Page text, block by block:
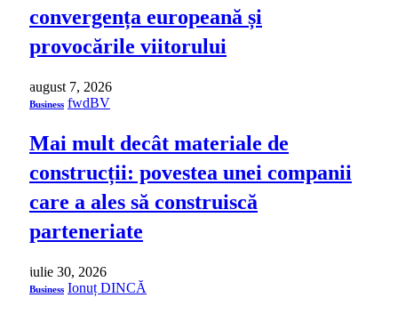
convergența europeană și
provocările viitorului
august 7, 2026
Business fwdBV
Mai mult decât materiale de
construcții: povestea unei companii
care a ales să construiscă
parteneriate
iulie 30, 2026
Business Ionuț DINCĂ